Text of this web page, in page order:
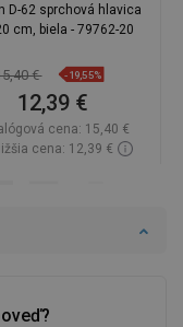
D-62 sprchová hlavica
cm, biela - 79762-20
€ -19,55%
12,39 €
cena: 15,40 €
cena: 12,39 €